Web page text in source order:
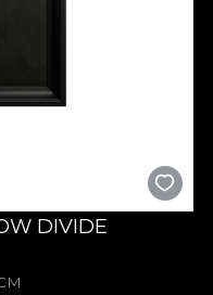
DIVIDE